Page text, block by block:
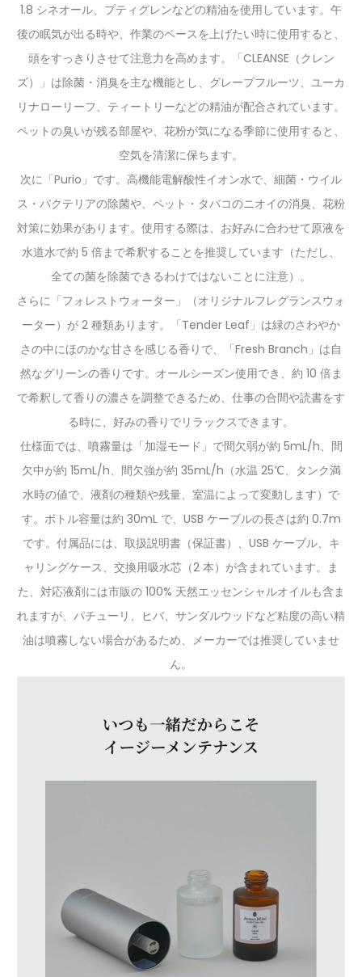
1.8 シネオール、プティグレンなどの精油を使用しています。午
後の眠気が出る時や、作業のペースを上げたい時に使用すると、
頭をすっきりさせて注意力を高めます。「CLEANSE（クレン
ズ）」は除菌・消臭を主な機能とし、グレープフルーツ、ユーカ
リナローリーフ、ティートリーなどの精油が配合されています。
ペットの臭いが残る部屋や、花粉が気になる季節に使用すると、
空気を清潔に保ちます。
次に「Purio」です。高機能電解酸性イオン水で、細菌・ウイル
ス・バクテリアの除菌や、ペット・タバコのニオイの消臭、花粉
対策に効果があります。使用する際は、お好みに合わせて原液を
水道水で約 5 倍まで希釈することを推奨しています（ただし、
全ての菌を除菌できるわけではないことに注意）。
さらに「フォレストウォーター」（オリジナルフレグランスウォ
ーター）が 2 種類あります。「Tender Leaf」は緑のさわやか
さの中にほのかな甘さを感じる香りで、「Fresh Branch」は自
然なグリーンの香りです。オールシーズン使用でき、約 10 倍ま
で希釈して香りの濃さを調整できるため、仕事の合間や読書をす
る時に、好みの香りでリラックスできます。
仕様面では、噴霧量は「加湿モード」で間欠弱が約 5mL/h、間
欠中が約 15mL/h、間欠強が約 35mL/h（水温 25℃、タンク満
水時の値で、液剤の種類や残量、室温によって変動します）で
す。ボトル容量は約 30mL で、USB ケーブルの長さは約 0.7m
です。付属品には、取扱説明書（保証書）、USB ケーブル、キ
ャリングケース、交換用吸水芯（2 本）が含まれています。ま
た、対応液剤には市販の 100% 天然エッセンシャルオイルも含ま
れますが、パチューリ、ヒバ、サンダルウッドなど粘度の高い精
油は噴霧しない場合があるため、メーカーでは推奨していませ
ん。